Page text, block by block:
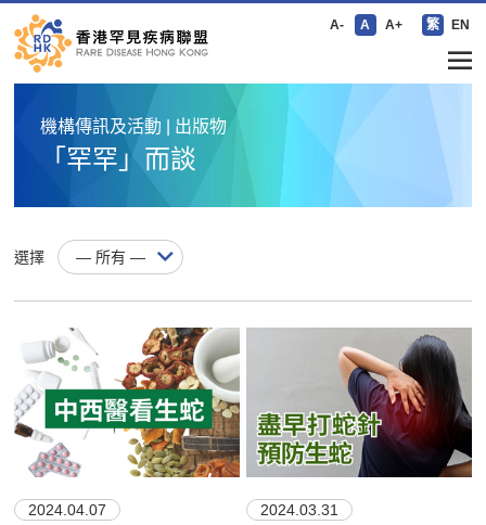
A- A A+ 繁 EN
機構傳訊及活動 | 出版物
「罕罕」而談
選擇
2024.04.07 2024.03.31